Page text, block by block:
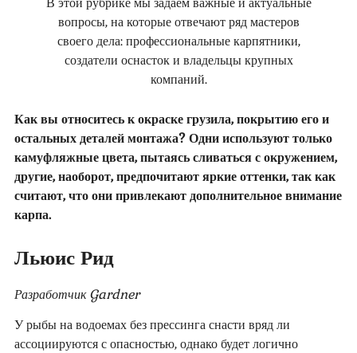
вопросы, на которые отвечают ряд мастеров
своего дела: профессиональные карпятники,
создатели оснасток и владельцы крупных
компаний.
Как вы относитесь к окраске грузила, покрытию его и
остальных деталей монтажа? Одни используют только
камуфляжные цвета, пытаясь сливаться с окружением,
другие, наоборот, предпочитают яркие оттенки, так как
считают, что они привлекают дополнительное внимание
карпа.
Льюис Рид
Разработчик Gardner
У рыбы на водоемах без прессинга снасти вряд ли
ассоциируются с опасностью, однако будет логично